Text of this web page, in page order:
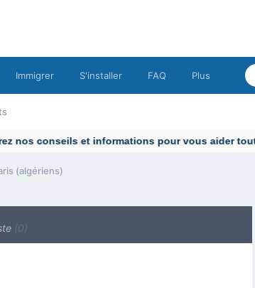
Immigrer S'installer FAQ Plus
(algériens)
(0)